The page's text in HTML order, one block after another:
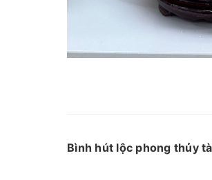
Bình hút lộc phong thủy